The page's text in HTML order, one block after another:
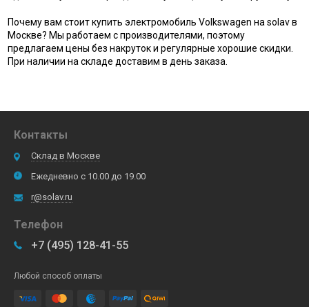
Почему вам стоит купить электромобиль Volkswagen на solav в
Москве? Мы работаем с производителями, поэтому
предлагаем цены без накруток и регулярные хорошие скидки.
При наличии на складе доставим в день заказа.
Контакты
Склад в Москве
Ежедневно с 10.00 до 19.00
r@solav.ru
Телефон
+7 (495) 128-41-55
Любой способ оплаты